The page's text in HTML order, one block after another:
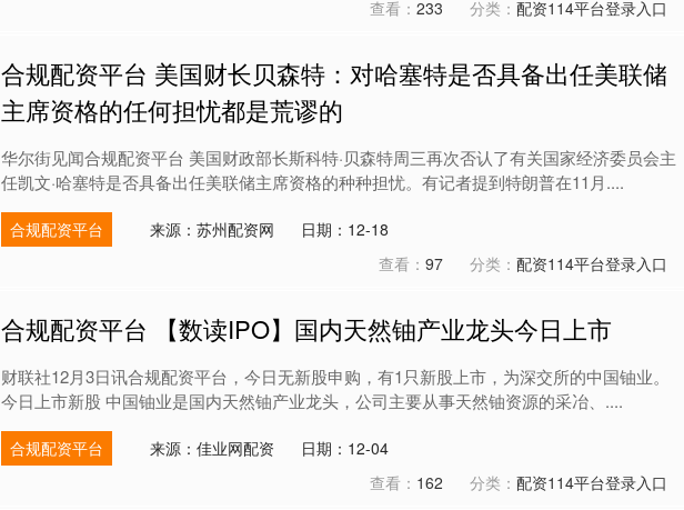
查看： 233 分类： 配资114平台登录入口
合规配资平台 美国财长贝森特：对哈塞特是否具备出任美联储
主席资格的任何担忧都是荒谬的
华尔街见闻合规配资平台 美国财政部长斯科特·贝森特周三再次否认了有关国家经济委员会主
任凯文·哈塞特是否具备出任美联储主席资格的种种担忧。有记者提到特朗普在11月....
合规配资平台 来源：苏州配资网
日期：12-18
查看： 97 分类： 配资114平台登录入口
合规配资平台 【数读IPO】国内天然铀产业龙头今日上市
财联社12月3日讯合规配资平台，今日无新股申购，有1只新股上市，为深交所的中国铀业。
今日上市新股 中国铀业是国内天然铀产业龙头，公司主要从事天然铀资源的采冶、....
合规配资平台 来源：佳业网配资
日期：12-04
查看： 162 分类： 配资114平台登录入口